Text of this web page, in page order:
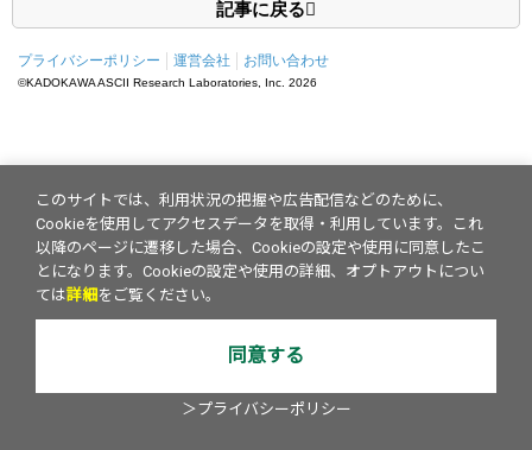
記事に戻る
プライバシーポリシー 運営会社 お問い合わせ
©KADOKAWA ASCII Research Laboratories, Inc. 2026
このサイトでは、利用状況の把握や広告配信などのために、
Cookieを使用してアクセスデータを取得・利用しています。これ
以降のページに遷移した場合、Cookieの設定や使用に同意したこ
とになります。Cookieの設定や使用の詳細、オプトアウトについ
ては詳細 をご覧ください。
同意する
＞プライバシーポリシー